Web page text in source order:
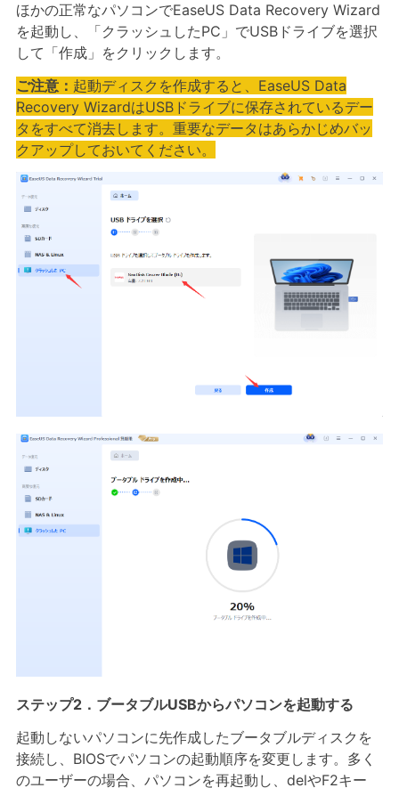
ほかの正常なパソコンでEaseUS Data Recovery Wizard
を起動し、「クラッシュしたPC」でUSBドライブを選択
して「作成」をクリックします。
ご注意： 起動ディスクを作成すると、EaseUS Data
Recovery WizardはUSBドライブに保存されているデー
タをすべて消去します。重要なデータはあらかじめバッ
クアップしておいてください。
ステップ2．ブータブルUSBからパソコンを起動する
起動しないパソコンに先作成したブータブルディスクを
接続し、BIOSでパソコンの起動順序を変更します。多く
のユーザーの場合、パソコンを再起動し、delやF2キー